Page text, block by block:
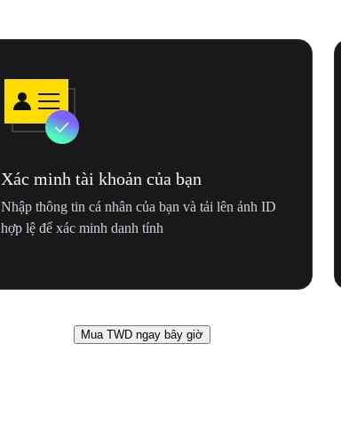
Xác minh tài khoản của bạn
Nhập thông tin cá nhân của bạn và tải lên ảnh ID
hợp lệ để xác minh danh tính
Mua TWD ngay bây giờ